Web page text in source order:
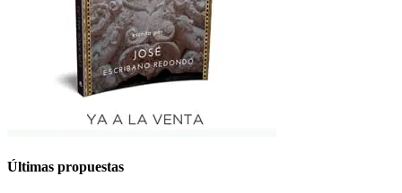
Últimas propuestas